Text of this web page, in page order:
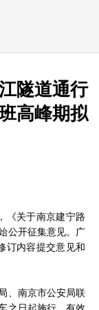
隧道通行
高峰期拟
《关于南京建宁路
公开征集意见。广
订内容提交意见和
、南京市公安局联